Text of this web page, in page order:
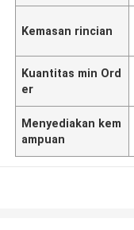
Kemasan rincian
Kuantitas min Ord
er
Menyediakan kem
ampuan